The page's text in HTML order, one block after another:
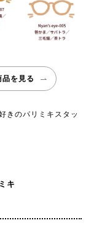
を見る
きのパリミキスタッ
キ